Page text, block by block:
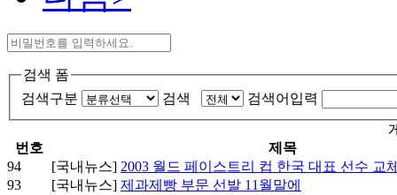
검색 폼
검색구분
검색 검색어입력
번호
제목
94
[국내뉴스] 2003 월드 페이스트리 컵 한국 대표 선수 교
93
[국내뉴스] 제과제빵 부문 선발 11월말에